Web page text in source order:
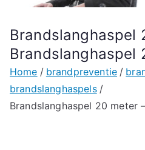
Brandslanghaspel
Brandslanghaspel
Home brandpreventie
brandslanghaspels
Brandslanghaspel 20 meter